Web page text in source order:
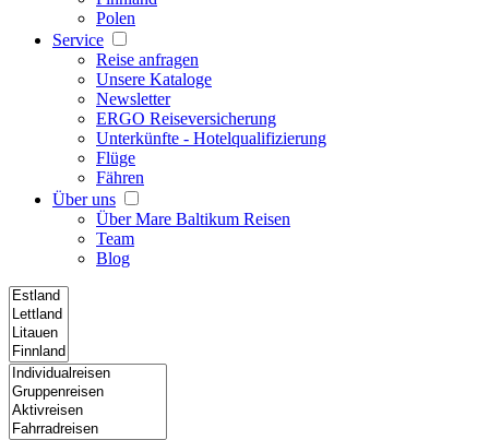
Polen
Service
Reise anfragen
Unsere Kataloge
Newsletter
ERGO Reiseversicherung
Unterkünfte - Hotelqualifizierung
Flüge
Fähren
Über uns
Über Mare Baltikum Reisen
Team
Blog